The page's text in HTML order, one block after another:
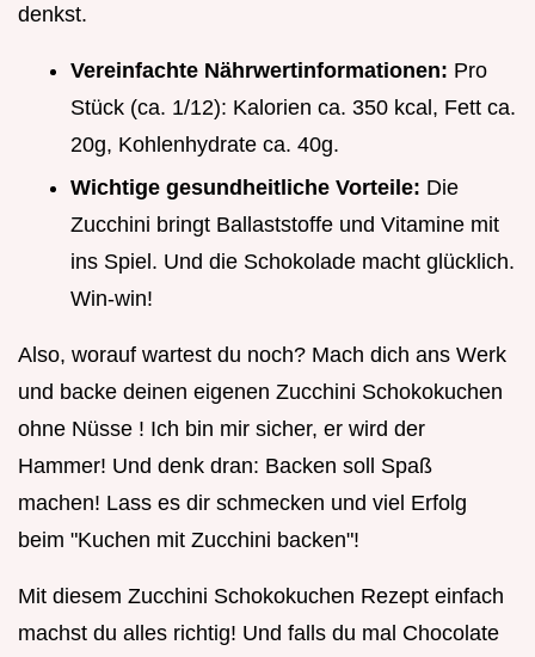
denkst.
Vereinfachte Nährwertinformationen: Pro
Stück (ca. 1/12): Kalorien ca. 350 kcal, Fett ca.
20g, Kohlenhydrate ca. 40g.
Wichtige gesundheitliche Vorteile: Die
Zucchini bringt Ballaststoffe und Vitamine mit
ins Spiel. Und die Schokolade macht glücklich.
Win-win!
Also, worauf wartest du noch? Mach dich ans Werk
und backe deinen eigenen Zucchini Schokokuchen
ohne Nüsse ! Ich bin mir sicher, er wird der
Hammer! Und denk dran: Backen soll Spaß
machen! Lass es dir schmecken und viel Erfolg
beim "Kuchen mit Zucchini backen"!
Mit diesem Zucchini Schokokuchen Rezept einfach
machst du alles richtig! Und falls du mal Chocolate